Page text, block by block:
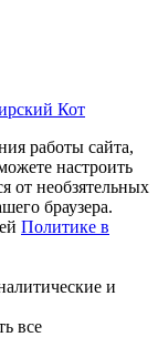
Кот
работы сайта,
настроить
от необзятельных
браузера.
Политике в
и
все